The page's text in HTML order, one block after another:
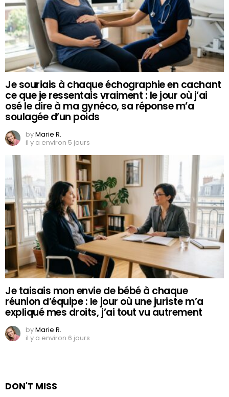
Je souriais à chaque échographie en cachant
ce que je ressentais vraiment : le jour où j’ai
osé le dire à ma gynéco, sa réponse m’a
soulagée d’un poids
byMarie R.
il y a environ 5 jours
Je taisais mon envie de bébé à chaque
réunion d’équipe : le jour où une juriste m’a
expliqué mes droits, j’ai tout vu autrement
byMarie R.
il y a environ 6 jours
DON'T MISS